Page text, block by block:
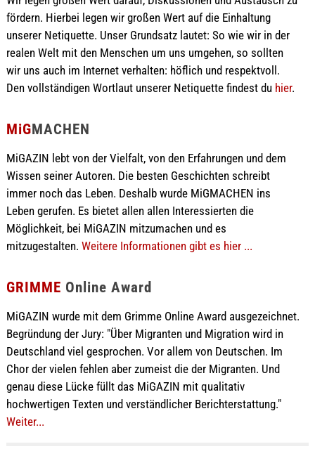
fördern. Hierbei legen wir großen Wert auf die Einhaltung
unserer Netiquette. Unser Grundsatz lautet: So wie wir in der
realen Welt mit den Menschen um uns umgehen, so sollten
wir uns auch im Internet verhalten: höflich und respektvoll.
Den vollständigen Wortlaut unserer Netiquette findest du hier.
MiGMACHEN
MiGAZIN lebt von der Vielfalt, von den Erfahrungen und dem
Wissen seiner Autoren. Die besten Geschichten schreibt
immer noch das Leben. Deshalb wurde MiGMACHEN ins
Leben gerufen. Es bietet allen allen Interessierten die
Möglichkeit, bei MiGAZIN mitzumachen und es
mitzugestalten. Weitere Informationen gibt es hier ...
GRIMME Online Award
MiGAZIN wurde mit dem Grimme Online Award ausgezeichnet.
Begründung der Jury: "Über Migranten und Migration wird in
Deutschland viel gesprochen. Vor allem von Deutschen. Im
Chor der vielen fehlen aber zumeist die der Migranten. Und
genau diese Lücke füllt das MiGAZIN mit qualitativ
hochwertigen Texten und verständlicher Berichterstattung."
Weiter...